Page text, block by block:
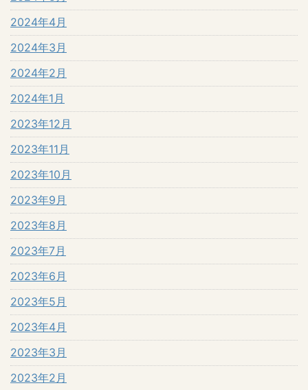
2024年4月
2024年3月
2024年2月
2024年1月
2023年12月
2023年11月
2023年10月
2023年9月
2023年8月
2023年7月
2023年6月
2023年5月
2023年4月
2023年3月
2023年2月